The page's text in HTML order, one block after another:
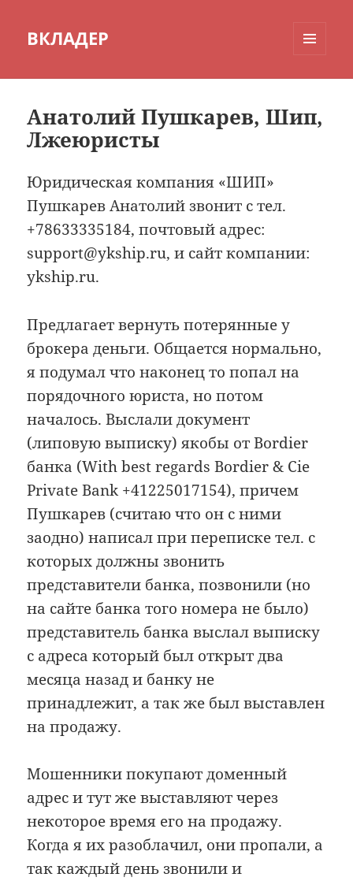
ВКЛАДЕР
Анатолий Пушкарев, Шип,
Лжеюристы
Юридическая компания «ШИП»
Пушкарев Анатолий звонит с тел.
+78633335184, почтовый адрес:
support@ykship.ru, и сайт компании:
ykship.ru.
Предлагает вернуть потерянные у
брокера деньги. Общается нормально,
я подумал что наконец то попал на
порядочного юриста, но потом
началось. Выслали документ
(липовую выписку) якобы от Bordier
банка (With best regards Bordier & Cie
Private Bank +41225017154), причем
Пушкарев (считаю что он с ними
заодно) написал при переписке тел. с
которых должны звонить
представители банка, позвонили (но
на сайте банка того номера не было)
представитель банка выслал выписку
с адреса который был открыт два
месяца назад и банку не
принадлежит, а так же был выставлен
на продажу.
Мошенники покупают доменный
адрес и тут же выставляют через
некоторое время его на продажу.
Когда я их разоблачил, они пропали, а
так каждый день звонили и